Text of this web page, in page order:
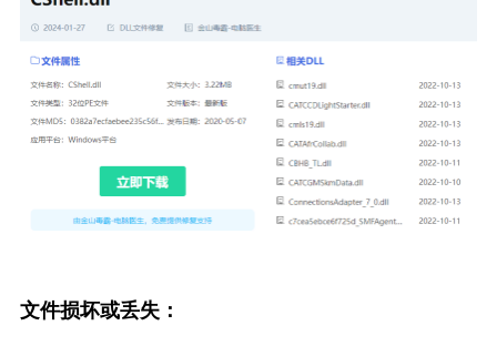
文件损坏或丢失：